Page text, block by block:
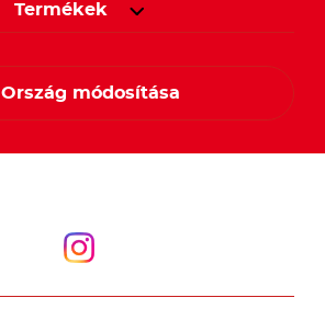
Termékek
Ország módosítása